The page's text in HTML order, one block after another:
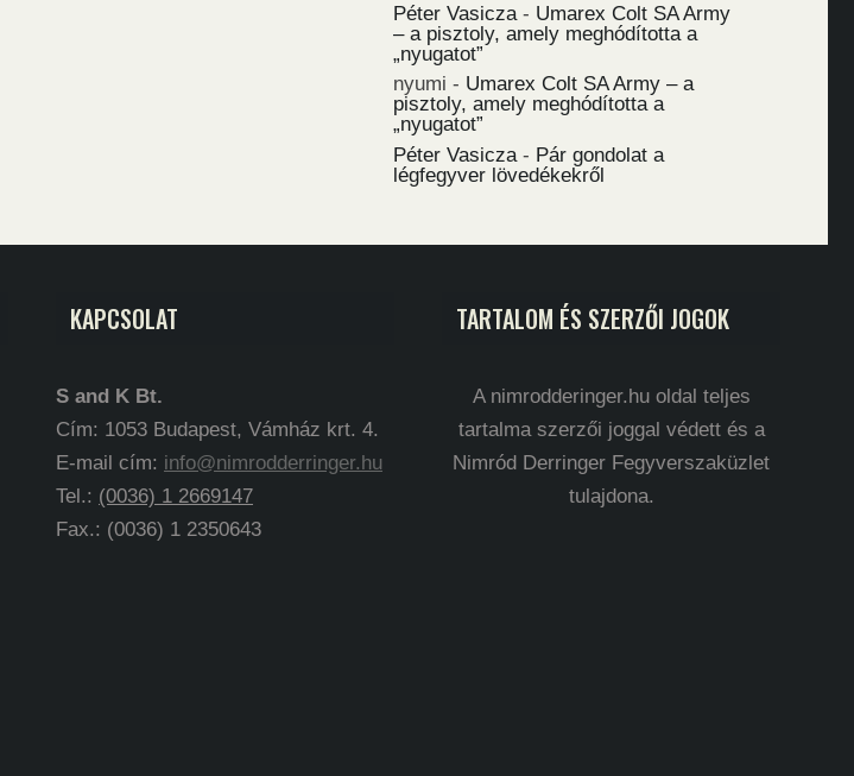
Péter Vasicza - Umarex Colt SA Army
– a pisztoly, amely meghódította a
„nyugatot”
nyumi - Umarex Colt SA Army – a
pisztoly, amely meghódította a
„nyugatot”
Péter Vasicza - Pár gondolat a
légfegyver lövedékekről
KAPCSOLAT
S and K Bt.
Cím: 1053 Budapest, Vámház krt. 4.
E-mail cím: info@nimrodderringer.hu
Tel.: (0036) 1 2669147
Fax.: (0036) 1 2350643
TARTALOM ÉS SZERZŐI JOGOK
A nimrodderinger.hu oldal teljes
tartalma szerzői joggal védett és a
Nimród Derringer Fegyverszaküzlet
tulajdona.